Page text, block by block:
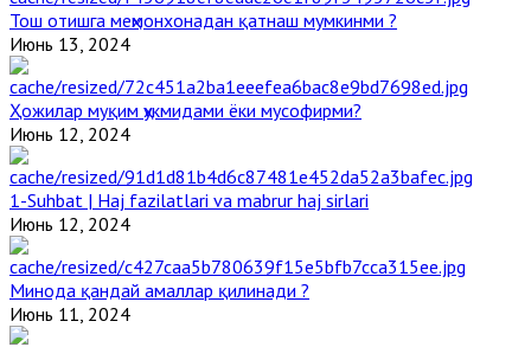
Тош отишга меҳмонхонадан қатнаш мумкинми ?
Июнь 13, 2024
Ҳожилар муқим ҳукмидами ёки мусофирми?
Июнь 12, 2024
1-Suhbat | Haj fazilatlari va mabrur haj sirlari
Июнь 12, 2024
Минода қандай амаллар қилинади ?
Июнь 11, 2024